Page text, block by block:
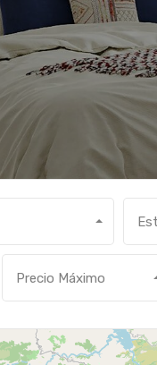
Precio Máximo